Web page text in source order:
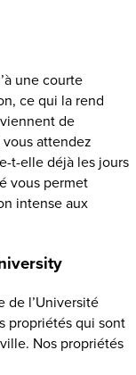
une courte
ce qui la rend
de
vous attendez
t-elle déjà les jours
vous permet
intense aux
de l’Université
propriétés qui sont
Nos propriétés